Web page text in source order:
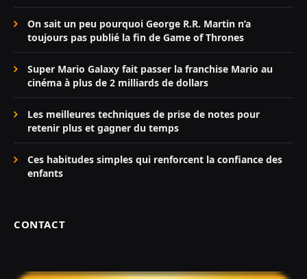
On sait un peu pourquoi George R.R. Martin n’a
toujours pas publié la fin de Game of Thrones
Super Mario Galaxy fait passer la franchise Mario au
cinéma à plus de 2 milliards de dollars
Les meilleures techniques de prise de notes pour
retenir plus et gagner du temps
Ces habitudes simples qui renforcent la confiance des
enfants
CONTACT